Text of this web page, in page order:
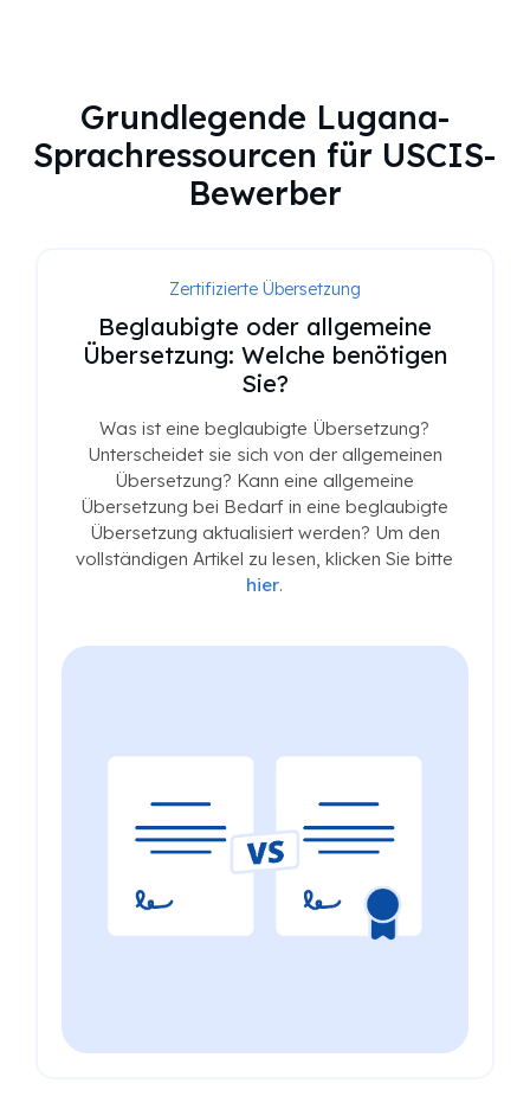
Grundlegende Lugana-
Sprachressourcen für USCIS-
Bewerber
Zertifizierte Übersetzung
Beglaubigte oder allgemeine
Übersetzung: Welche benötigen
Sie?
Was ist eine beglaubigte Übersetzung?
Unterscheidet sie sich von der allgemeinen
Übersetzung? Kann eine allgemeine
Übersetzung bei Bedarf in eine beglaubigte
Übersetzung aktualisiert werden? Um den
vollständigen Artikel zu lesen, klicken Sie bitte
hier.